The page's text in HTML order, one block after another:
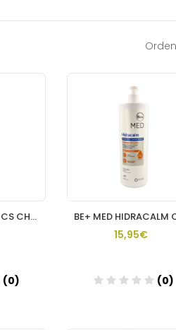
BE+ MED PEDIATRICS CHAMPU SUAVE 1 ENVASE 300 ML
(0)
15,95€
(0)